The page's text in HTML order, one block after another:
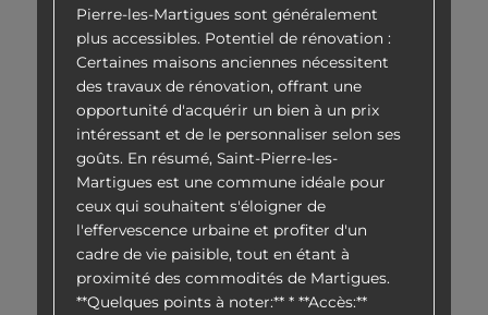
Pierre-les-Martigues sont généralement
plus accessibles. Potentiel de rénovation :
Certaines maisons anciennes nécessitent
des travaux de rénovation, offrant une
opportunité d'acquérir un bien à un prix
intéressant et de le personnaliser selon ses
goûts. En résumé, Saint-Pierre-les-
Martigues est une commune idéale pour
ceux qui souhaitent s'éloigner de
l'effervescence urbaine et profiter d'un
cadre de vie paisible, tout en étant à
proximité des commodités de Martigues.
**Quelques points à noter:** * **Accès:**